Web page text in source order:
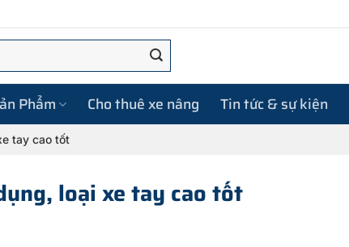
Phẩm Cho thuê xe nâng Tin tức & sự kiện
tay cao tốt
loại xe tay cao tốt